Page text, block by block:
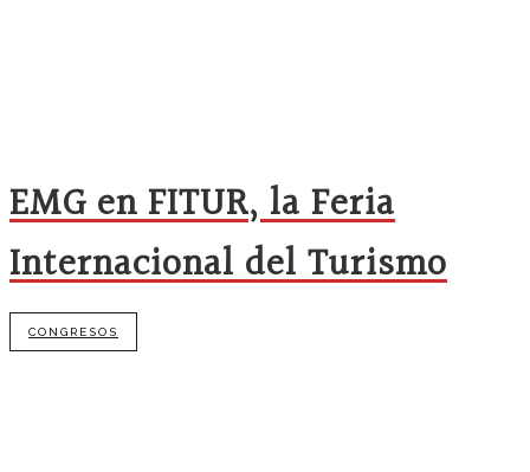
EMG en FITUR, la Feria
Internacional del Turismo
CONGRESOS